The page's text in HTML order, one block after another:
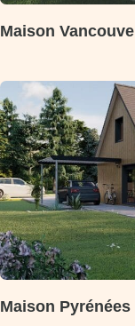
Maison
Maison